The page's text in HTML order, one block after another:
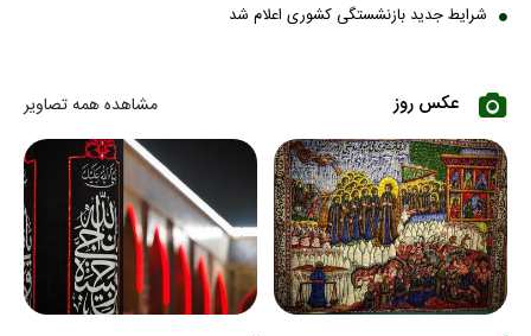
شرایط جدید بازنشستگی کشوری اعلام شد
عکس روز مشاهده همه تصاویر